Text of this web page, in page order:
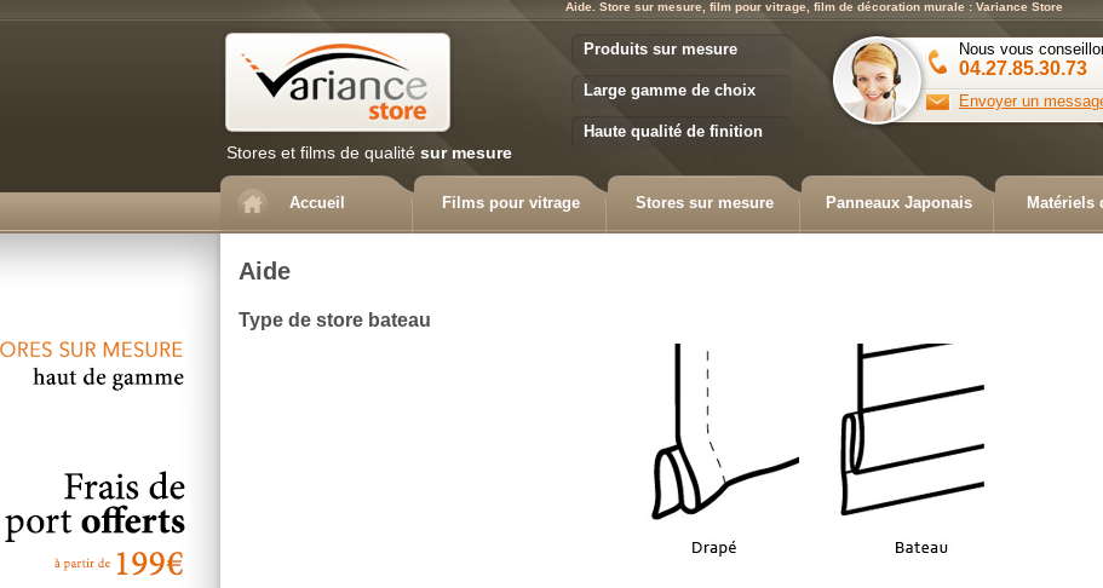
Aide. Store sur mesure, film pour vitrage, film de décoration murale : Variance Store
Stores et films de qualité sur mesure
Produits sur mesure
Large gamme de choix
Haute qualité de finition
Nous vous
04.27.85.30.73
Envoyer un
Accueil Films pour vitrage Stores sur mesure Panneaux Japonais Matériels
Aide
Type de store bateau